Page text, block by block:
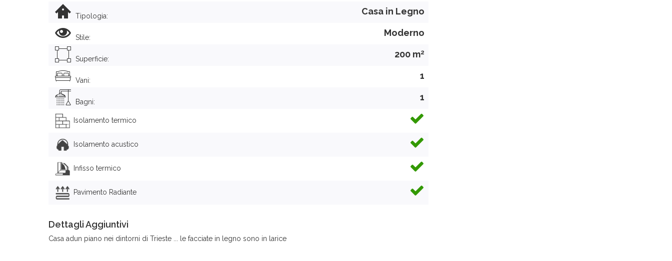
Tipologia: Casa in Legno
Stile: Moderno
Superficie: 200 m2
Vani: 1
Bagni: 1
Isolamento termico
Isolamento acustico
Infisso termico
Pavimento Radiante
Dettagli Aggiuntivi
Casa adun piano nei dintorni di Trieste ... le facciate in legno sono in larice